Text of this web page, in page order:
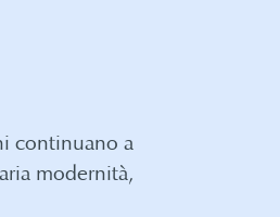
continuano a
modernità,